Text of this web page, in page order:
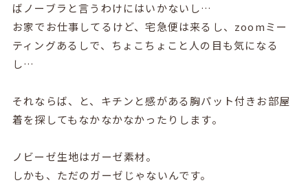
ばノーブラと言うわけにはいかないし…
お家でお仕事してるけど、宅急便は来るし、zoomミー
ティングあるしで、ちょこちょこと人の目も気になる
し…
それならば、と、キチンと感がある胸パット付きお部屋
着を探してもなかなかなかったりします。
ノビーゼ生地はガーゼ素材。
しかも、ただのガーゼじゃないんです。